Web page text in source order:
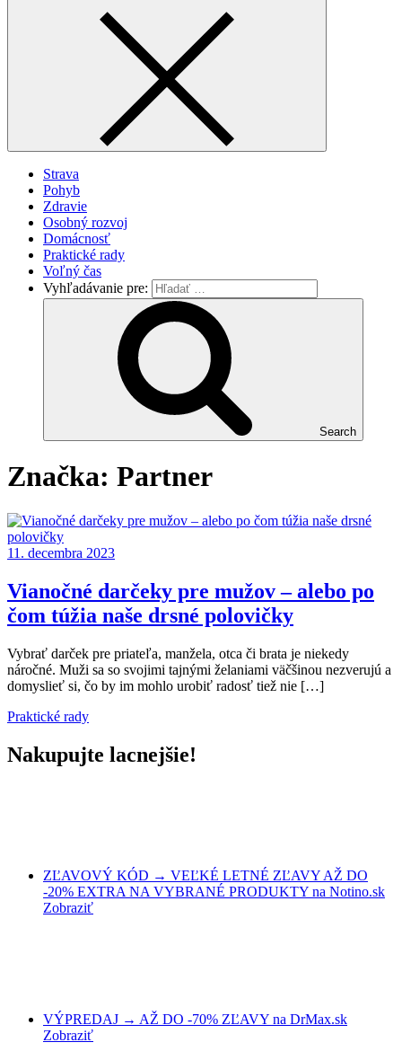
Strava
Pohyb
Zdravie
Osobný rozvoj
Domácnosť
Praktické rady
Voľný čas
Vyhľadávanie pre:
Search
Značka: Partner
11. decembra 2023
Vianočné darčeky pre mužov – alebo po
čom túžia naše drsné polovičky
Vybrať darček pre priateľa, manžela, otca či brata je niekedy
náročné. Muži sa so svojimi tajnými želaniami väčšinou nezverujú a
domyslieť si, čo by im mohlo urobiť radosť tiež nie […]
Praktické rady
Nakupujte lacnejšie!
ZĽAVOVÝ KÓD → VEĽKÉ LETNÉ ZĽAVY AŽ DO
-20% EXTRA NA VYBRANÉ PRODUKTY na Notino.sk
Zobraziť
VÝPREDAJ → AŽ DO -70% ZĽAVY na DrMax.sk
Zobraziť